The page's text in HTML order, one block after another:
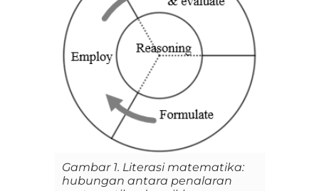
Gambar 1. Literasi matematika:
hubungan antara penalaran